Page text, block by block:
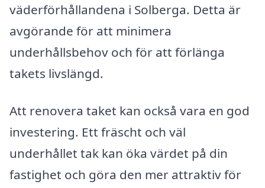
väderförhållandena i Solberga. Detta är
avgörande för att minimera
underhållsbehov och för att förlänga
takets livslängd.
Att renovera taket kan också vara en god
investering. Ett fräscht och väl
underhållet tak kan öka värdet på din
fastighet och göra den mer attraktiv för